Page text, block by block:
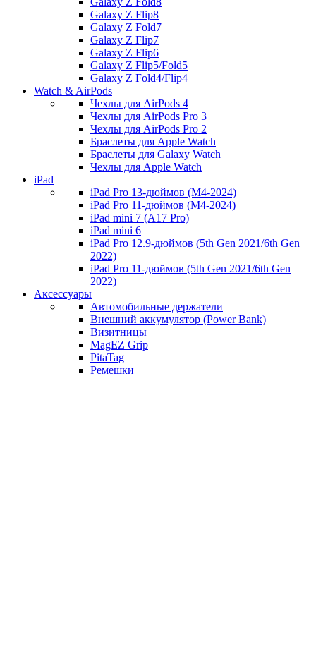
Galaxy Z Flip8
Galaxy Z Fold7
Galaxy Z Flip7
Galaxy Z Flip6
Galaxy Z Flip5/Fold5
Galaxy Z Fold4/Flip4
Watch & AirPods
Чехлы для AirPods 4
Чехлы для AirPods Pro 3
Чехлы для AirPods Pro 2
Браслеты для Apple Watch
Браслеты для Galaxy Watch
Чехлы для Apple Watch
iPad
iPad Pro 13-дюймов (M4-2024)
iPad Pro 11-дюймов (M4-2024)
iPad mini 7 (A17 Pro)
iPad mini 6
iPad Pro 12.9-дюймов (5th Gen 2021/6th Gen
2022)
iPad Pro 11-дюймов (5th Gen 2021/6th Gen
2022)
Аксессуары
Автомобильные держатели
Внешний аккумулятор (Power Bank)
Визитницы
MagEZ Grip
PitaTag
Ремешки